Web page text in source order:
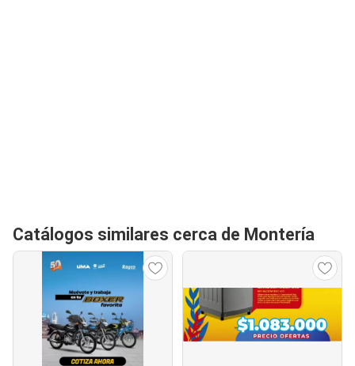
Catálogos similares cerca de Montería